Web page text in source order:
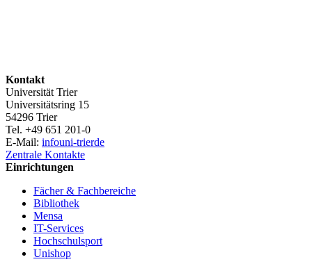
Kontakt
Universität Trier
Universitätsring 15
54296 Trier
Tel. +49 651 201-0
E-Mail: infouni-trierde
Zentrale Kontakte
Einrichtungen
Fächer & Fachbereiche
Bibliothek
Mensa
IT-Services
Hochschulsport
Unishop